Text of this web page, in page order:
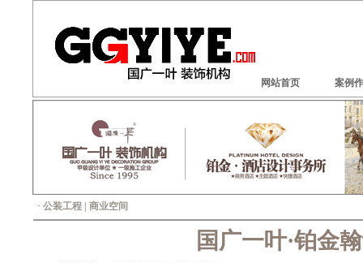
网站首页 案例
· 公装工程 | 商业空间
国广一叶·铂金